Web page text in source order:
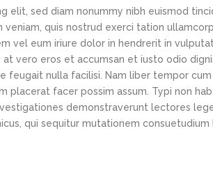
elit, sed diam nonummy nibh euismod
quis nostrud exerci tation
vel eum iriure dolor in hendrerit in
vero eros et accumsan et iusto odio
nulla facilisi. Nam liber tempor
placerat facer possim assum. Typi non
demonstraverunt lectores
qui sequitur mutationem